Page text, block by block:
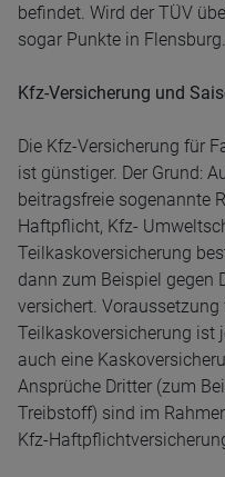
befindet. Wird der TÜV
sogar Punkte in Flensburg.
Kfz-Versicherung und
Die Kfz-Versicherung für
ist günstiger. Der Grund:
beitragsfreie sogenannte
Haftpflicht, Kfz-
Teilkaskoversicherung
dann zum Beispiel gegen
versichert.
Teilkaskoversicherung ist
auch eine
Ansprüche Dritter (zum
Treibstoff) sind im
Kfz-